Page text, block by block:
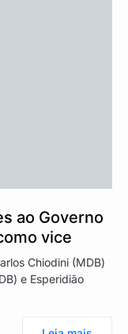
ao Governo
vice
Chiodini (MDB)
e Esperidião